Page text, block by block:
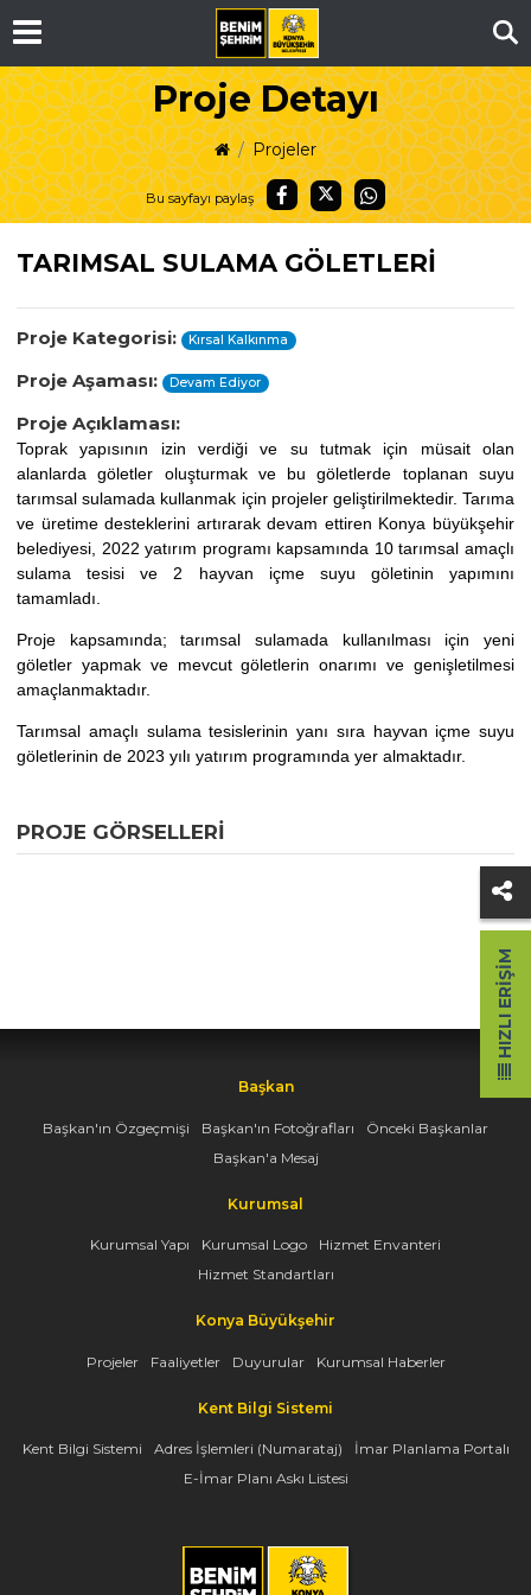
Proje Detayı
Projeler
Bu sayfayı paylaş
TARIMSAL SULAMA GÖLETLERİ
Proje Kategorisi: Kırsal Kalkınma
Proje Aşaması: Devam Ediyor
Proje Açıklaması:
Toprak yapısının izin verdiği ve su tutmak için müsait olan
alanlarda göletler oluşturmak ve bu göletlerde toplanan suyu
tarımsal sulamada kullanmak için projeler geliştirilmektedir. Tarıma
ve üretime desteklerini artırarak devam ettiren Konya büyükşehir
belediyesi, 2022 yatırım programı kapsamında 10 tarımsal amaçlı
sulama tesisi ve 2 hayvan içme suyu göletinin yapımını
tamamladı.
Proje kapsamında; tarımsal sulamada kullanılması için yeni
göletler yapmak ve mevcut göletlerin onarımı ve genişletilmesi
amaçlanmaktadır.
Tarımsal amaçlı sulama tesislerinin yanı sıra hayvan içme suyu
göletlerinin de 2023 yılı yatırım programında yer almaktadır.
PROJE GÖRSELLERI
Başkan
Başkan'ın Özgeçmişi Başkan'ın Fotoğrafları
Önceki Başkanlar
Başkan'a Mesaj
Kurumsal
Kurumsal Yapı Kurumsal Logo
Hizmet Envanteri
Hizmet Standartları
Konya Büyükşehir
Projeler Faaliyetler Duyurular Kurumsal Haberler
Kent Bilgi Sistemi
Kent Bilgi Sistemi Adres İşlemleri (Numarataj)
İmar Planlama Portalı
E-İmar Planı Askı Listesi
HIZLI ERIŞIM